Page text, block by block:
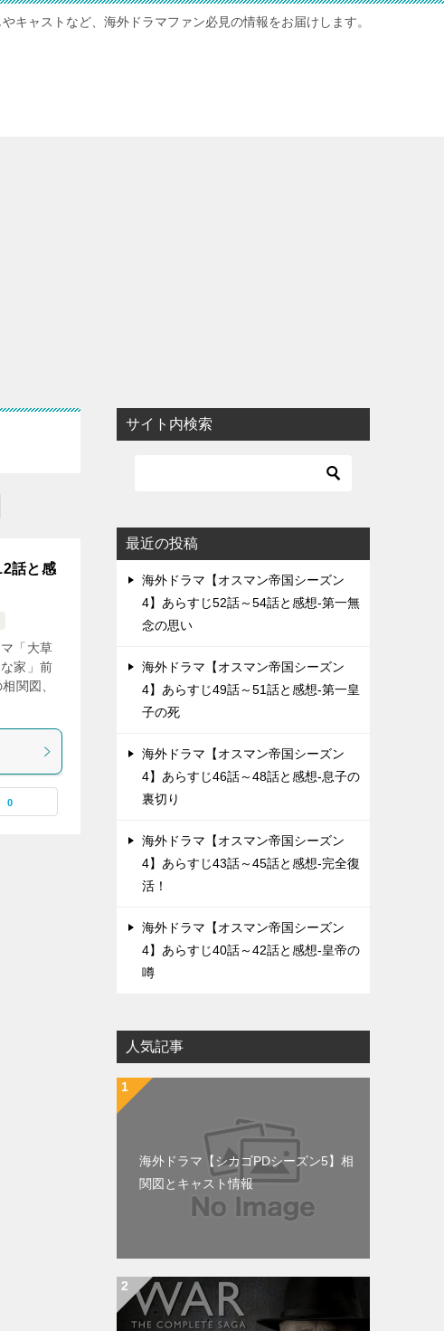
キャストなど、海外ドラマファン必見の情報をお届けします。
話と感
「大草
家」前
関図、
0
サイト内検索
最近の投稿
海外ドラマ【オスマン帝国シーズン
4】あらすじ52話～54話と感想-第一無
念の思い
海外ドラマ【オスマン帝国シーズン
4】あらすじ49話～51話と感想-第一皇
子の死
海外ドラマ【オスマン帝国シーズン
4】あらすじ46話～48話と感想-息子の
裏切り
海外ドラマ【オスマン帝国シーズン
4】あらすじ43話～45話と感想-完全復
活！
海外ドラマ【オスマン帝国シーズン
4】あらすじ40話～42話と感想-皇帝の
噂
人気記事
海外ドラマ【シカゴPDシーズン5】相
関図とキャスト情報